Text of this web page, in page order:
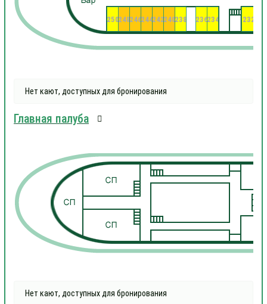
232
234
236
238
240
242
244
246
248
250
Нет кают, доступных для бронирования
Главная палуба
Нет кают, доступных для бронирования